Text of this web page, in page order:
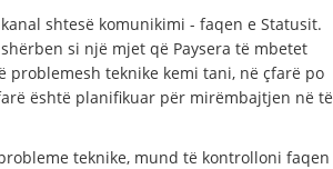
shtesë komunikimi - faqen e Statusit.
si një mjet që Paysera të mbetet
teknike kemi tani, në çfarë po
është planifikuar për mirëmbajtjen në të
teknike, mund të kontrolloni faqen